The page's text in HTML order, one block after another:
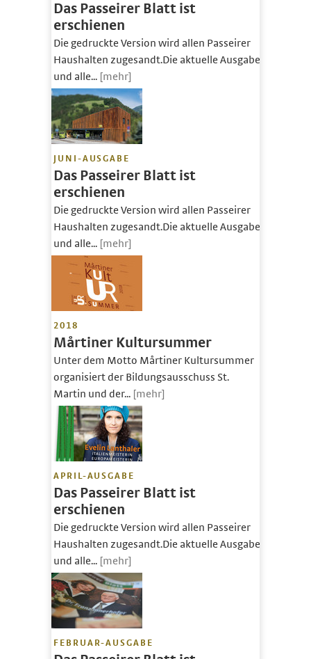
Das Passeirer Blatt ist
erschienen
Die gedruckte Version wird allen Passeirer
Haushalten zugesandt.Die aktuelle Ausgabe
und alle... [mehr]
JUNI-AUSGABE
Das Passeirer Blatt ist
erschienen
Die gedruckte Version wird allen Passeirer
Haushalten zugesandt.Die aktuelle Ausgabe
und alle... [mehr]
2018
Mårtiner Kultursummer
Unter dem Motto Mårtiner Kultursummer
organisiert der Bildungsausschuss St.
Martin und der... [mehr]
APRIL-AUSGABE
Das Passeirer Blatt ist
erschienen
Die gedruckte Version wird allen Passeirer
Haushalten zugesandt.Die aktuelle Ausgabe
und alle... [mehr]
FEBRUAR-AUSGABE